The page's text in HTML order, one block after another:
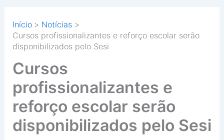
Início
Notícias
Cursos profissionalizantes e reforço escolar serão
disponibilizados pelo Sesi
Cursos
profissionalizantes e
reforço escolar serão
disponibilizados pelo Sesi